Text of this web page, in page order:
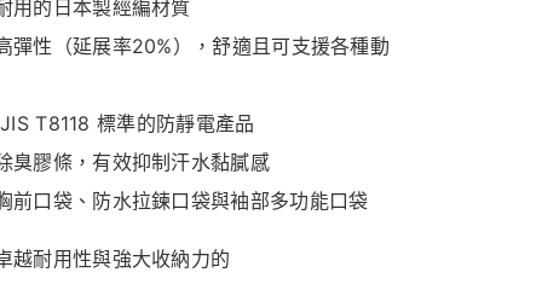
用的日本製經編材質
彈性（延展率20%），舒適且可支援各種動
T8118 標準的防靜電產品
臭膠條，有效抑制汗水黏膩感
前口袋、防水拉鍊口袋與袖部多功能口袋
越耐用性與強大收納力的